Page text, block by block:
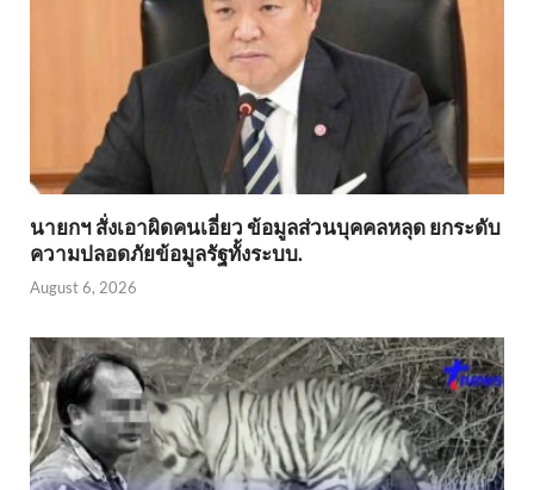
นายกฯ สั่งเอาผิดคนเอี่ยว ข้อมูลส่วนบุคคลหลุด ยกระดับ
ความปลอดภัยข้อมูลรัฐทั้งระบบ.
August 6, 2026